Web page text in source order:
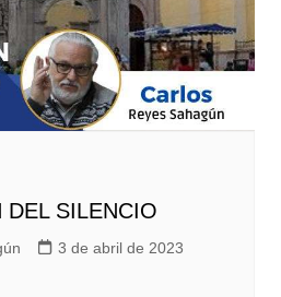
DEL SILENCIO
3 de abril de 2023